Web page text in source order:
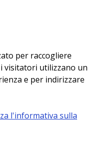
per raccogliere
visitatori utilizzano un
e per indirizzare
l'informativa sulla